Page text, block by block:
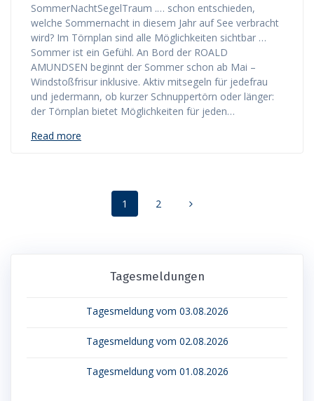
SommerNachtSegelTraum .… schon entschieden,
welche Sommernacht in diesem Jahr auf See verbracht
wird? Im Törnplan sind alle Möglichkeiten sichtbar …
Sommer ist ein Gefühl. An Bord der ROALD
AMUNDSEN beginnt der Sommer schon ab Mai –
Windstoßfrisur inklusive. Aktiv mitsegeln für jedefrau
und jedermann, ob kurzer Schnuppertörn oder länger:
der Törnplan bietet Möglichkeiten für jeden…
Read more
Page
1 Page
2
Tagesmeldungen
Tagesmeldung vom 03.08.2026
Tagesmeldung vom 02.08.2026
Tagesmeldung vom 01.08.2026